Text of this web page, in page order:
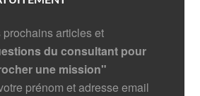
prochains articles et
du consultant pour
une mission"
prénom et adresse email